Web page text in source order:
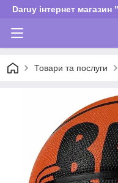
Daruy інтернет
Товари та послуги